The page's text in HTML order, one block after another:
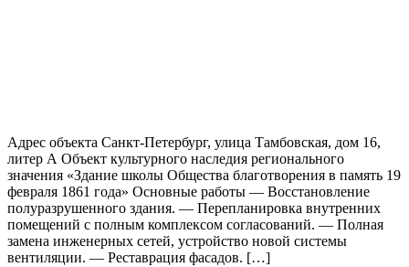
Адрес объекта Санкт-Петербург, улица Тамбовская, дом 16,
литер А Объект культурного наследия регионального
значения «Здание школы Общества благотворения в память 19
февраля 1861 года» Основные работы — Восстановление
полуразрушенного здания. — Перепланировка внутренних
помещений с полным комплексом согласований. — Полная
замена инженерных сетей, устройство новой системы
вентиляции. — Реставрация фасадов. […]